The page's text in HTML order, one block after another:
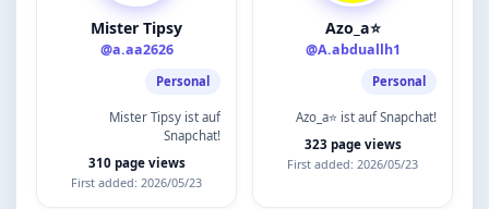
Mister Tipsy
@a.aa2626
Personal
Mister Tipsy ist auf
Snapchat!
310 page views
First added: 2026/05/23
Azo_a⭐
@A.abduallh1
Personal
Azo_a⭐ ist auf Snapchat!
323 page views
First added: 2026/05/23